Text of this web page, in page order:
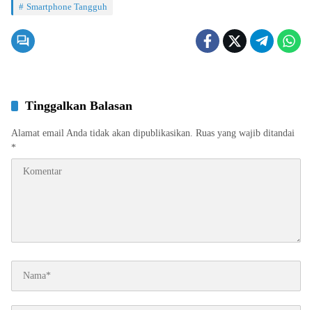
Smartphone Tangguh
Tinggalkan Balasan
Alamat email Anda tidak akan dipublikasikan. Ruas yang wajib ditandai
*